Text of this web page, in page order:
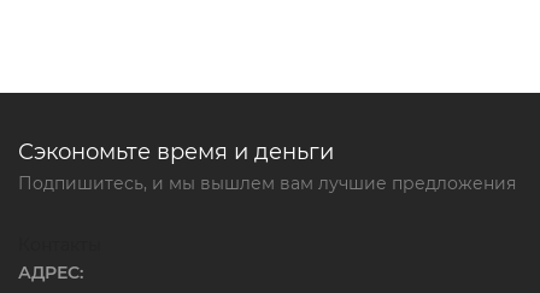
Сэкономьте время и деньги
Подпишитесь, и мы вышлем вам лучшие предложения
АДРЕС: